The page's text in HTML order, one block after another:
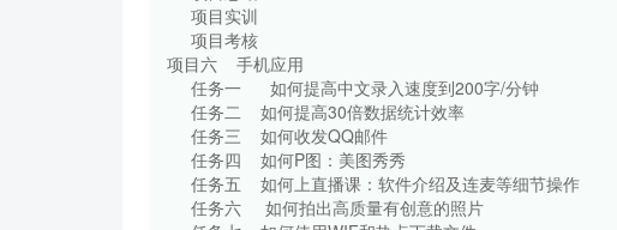
项目实训
项目考核
项目六 手机应用
任务一 如何提高中文录入速度到200
任务二 如何提高30倍数据统计效率
任务三 如何收发QQ邮件
任务四 如何P图：美图秀秀
任务五 如何上直播课：软件介绍及连麦
任务六 如何拍出高质量有创意的照